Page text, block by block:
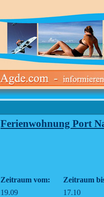
Ferienwohnung Port
Zeitraum vom:
Zeitraum
19.09
17.10